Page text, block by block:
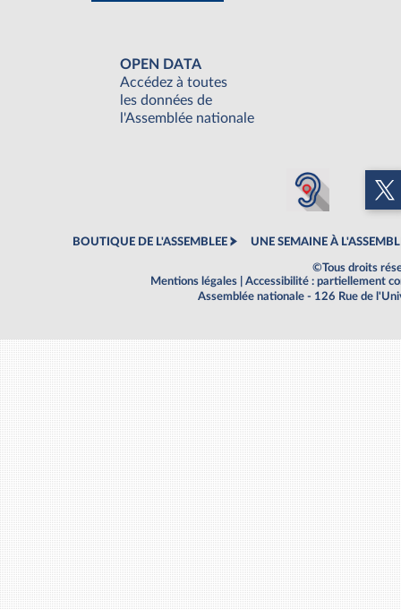
OPEN DATA
Accédez à toutes
les données de
l'Assemblée nationale
BOUTIQUE DE L'ASSEMBLEE UNE SEMAINE À
©Tous droits
Mentions légales
Accessibilité : partiellement
Assemblée nationale - 126 Rue de